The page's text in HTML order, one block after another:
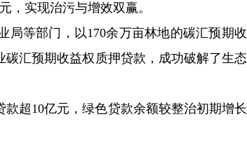
，实现治污与增效双赢。
局等部门，以170余万亩林地的碳汇预期收
汇预期收益权质押贷款，成功破解了生态
超10亿元，绿色贷款余额较整治初期增长